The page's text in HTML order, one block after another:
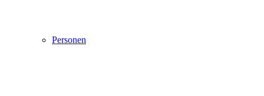
Personen